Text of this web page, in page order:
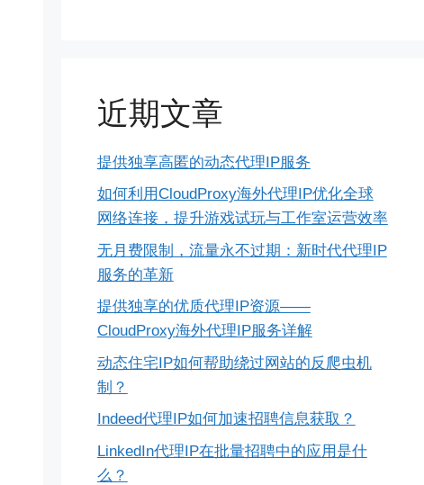
近期文章
提供独享高匿的动态代理IP服务
如何利用CloudProxy海外代理IP优化全球
网络连接，提升游戏试玩与工作室运营效率
无月费限制，流量永不过期：新时代代理IP
服务的革新
提供独享的优质代理IP资源——
CloudProxy海外代理IP服务详解
动态住宅IP如何帮助绕过网站的反爬虫机
制？
Indeed代理IP如何加速招聘信息获取？
LinkedIn代理IP在批量招聘中的应用是什
么？